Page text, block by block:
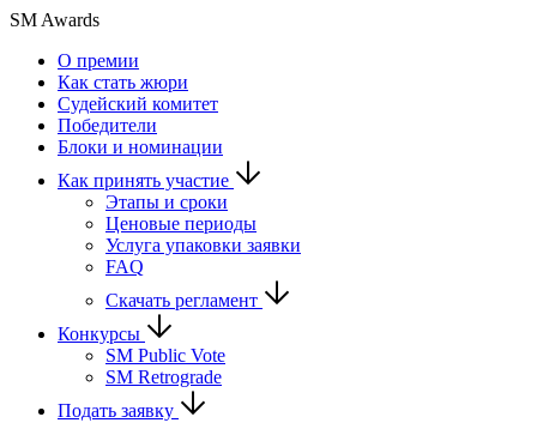
SM Awards
О премии
Как стать жюри
Судейский комитет
Победители
Блоки и номинации
Как принять участие
Этапы и сроки
Ценовые периоды
Услуга упаковки заявки
FAQ
Скачать регламент
Конкурсы
SM Public Vote
SM Retrograde
Подать заявку